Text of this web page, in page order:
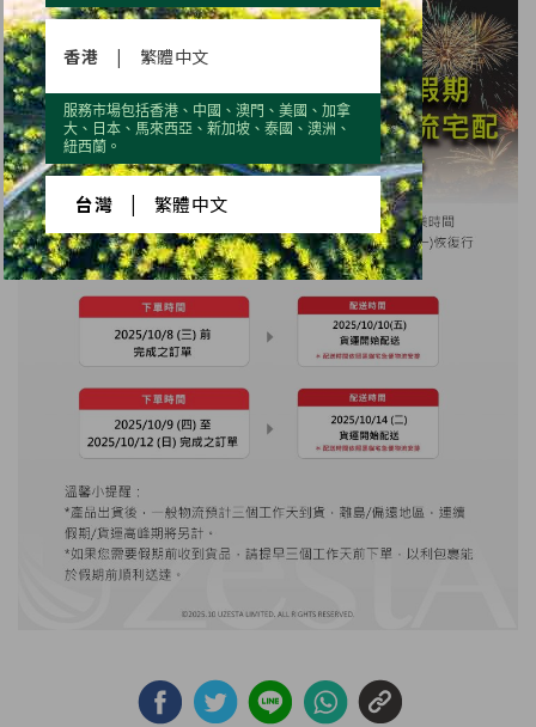
香港 | 繁體中文
服務市場包括香港、中國、澳門、美國、加拿
大、日本、馬來西亞、新加坡、泰國、澳洲、
紐西蘭。
台灣 繁體中文